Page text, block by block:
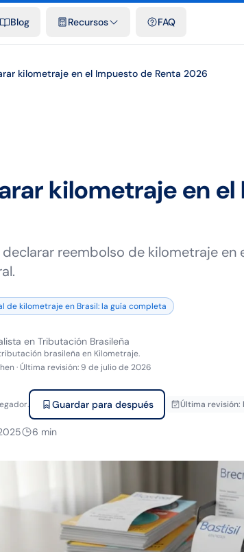
Plantillas y hojas de cálculo gratis
Blog Recursos FAQ
kilometraje en el Impuesto de Renta 2026
kilometraje en el
reembolso de kilometraje en
de kilometraje en Brasil: la guía completa
en Tributación Brasileña
brasileña en Kilometraje.
·Última revisión:9 de julio de 2026
Guardar para después Última revisión:
6 min